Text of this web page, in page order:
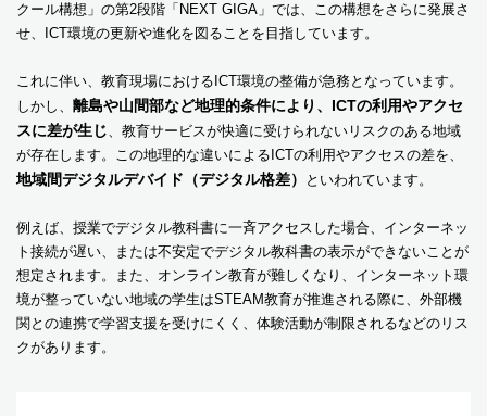
クール構想」の第2段階「NEXT GIGA」では、この構想をさらに発展さ
せ、ICT環境の更新や進化を図ることを目指しています。
これに伴い、教育現場におけるICT環境の整備が急務となっています。
しかし、 離島や山間部など地理的条件により、ICTの利用やアクセ
スに差が生じ、教育サービスが快適に受けられないリスクのある地域
が存在します。この地理的な違いによるICTの利用やアクセスの差を、
地域間デジタルデバイド（デジタル格差） といわれています。
例えば、授業でデジタル教科書に一斉アクセスした場合、インターネッ
ト接続が遅い、または不安定でデジタル教科書の表示ができないことが
想定されます。また、オンライン教育が難しくなり、インターネット環
境が整っていない地域の学生はSTEAM教育が推進される際に、外部機
関との連携で学習支援を受けにくく、体験活動が制限されるなどのリス
クがあります。